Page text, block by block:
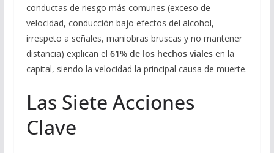
conductas de riesgo más comunes (exceso de
velocidad, conducción bajo efectos del alcohol,
irrespeto a señales, maniobras bruscas y no mantener
distancia) explican el 61% de los hechos vialesen la
capital, siendo la velocidad la principal causa de muerte.
Las Siete Acciones
Clave